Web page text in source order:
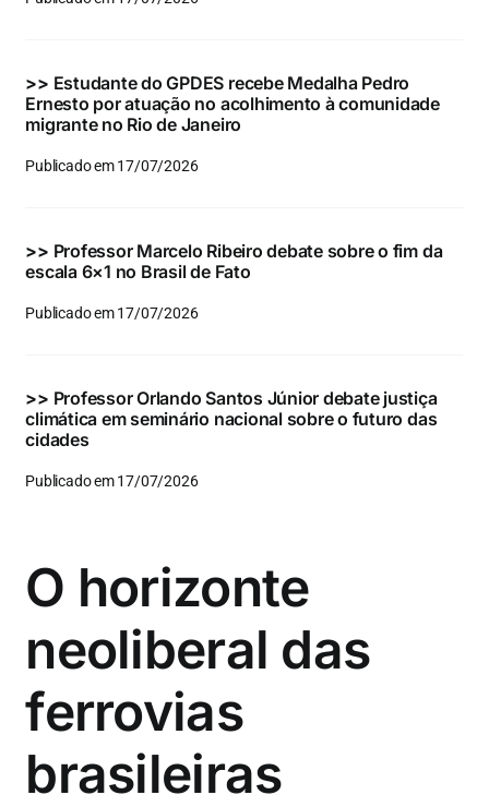
Eventos e Certificados
Buscar
para:
>> Estudante do GPDES recebe Medalha Pedro
Ernesto por atuação no acolhimento à comunidade
migrante no Rio de Janeiro
Publicado em 17/07/2026
>> Professor Marcelo Ribeiro debate sobre o fim da
escala 6×1 no Brasil de Fato
Publicado em 17/07/2026
>> Professor Orlando Santos Júnior debate justiça
climática em seminário nacional sobre o futuro das
cidades
Publicado em 17/07/2026
O horizonte
neoliberal das
ferrovias
brasileiras